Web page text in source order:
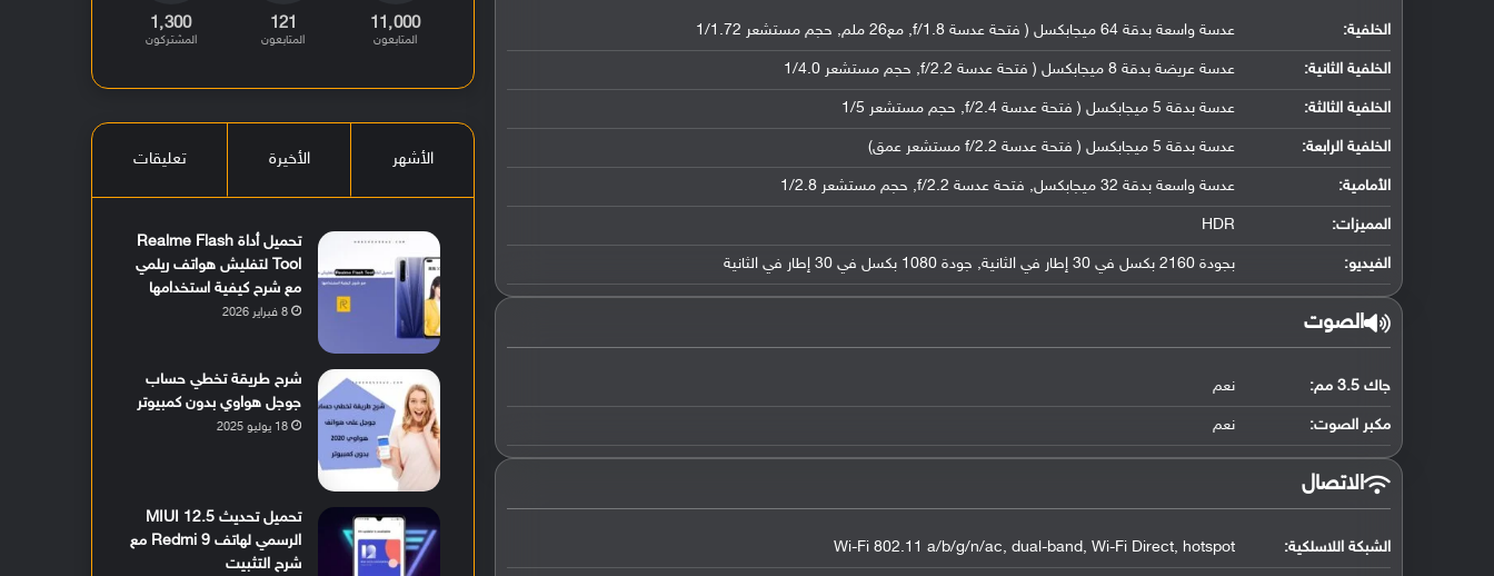
الخلفية: عدسة واسعة بدقة 64 ميجابكسل ( فتحة عدسة f/1.8, مع26 ملم, حجم مستشعر 1/1.72
الخلفية الثانية: عدسة عريضة بدقة 8 ميجابكسل ( فتحة عدسة f/2.2, حجم مستشعر 1/4.0
الخلفية الثالثة: عدسة بدقة 5 ميجابكسل ( فتحة عدسة f/2.4, حجم مستشعر 1/5
الخلفية الرابعة: عدسة بدقة 5 ميجابكسل ( فتحة عدسة f/2.2 مستشعر عمق)
الأمامية: عدسة واسعة بدقة 32 ميجابكسل, فتحة عدسة f/2.2, حجم مستشعر 1/2.8
المميزات: HDR
الفيديو: بجودة 2160 بكسل في 30 إطار في الثانية, جودة 1080 بكسل في 30 إطار في الثانية
الصوت
جاك 3.5 مم: نعم
مكبر الصوت: نعم
الاتصال
الشبكة اللاسلكية: Wi-Fi 802.11 a/b/g/n/ac, dual-band, Wi-Fi Direct, hotspot
11٬000
المتابعون
121
المتابعون
1٬300
المشتركون
الأشهر الأخيرة تعليقات
تحميل أداة Realme Flash
Tool لتفليش هواتف ريلمي
مع شرح كيفية استخدامها
8 فبراير 2026
شرح طريقة تخطي حساب
جوجل هواوي بدون كمبيوتر
18 يوليو 2025
تحميل تحديث MIUI 12.5
الرسمي لهاتف Redmi 9 مع
شرح التثبيت